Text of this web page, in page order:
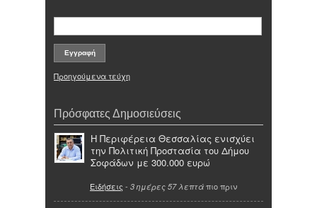
Προηγούμενα τεύχη
Πρόσφατες Δημοσιεύσεις
Η Περιφέρεια Θεσσαλίας ενισχύει
την Πολιτική Προστασία του Δήμου
Σοφάδων με 300.000 ευρώ
Ειδήσεις - 3 ημέρες 57 λεπτά πιο πριν